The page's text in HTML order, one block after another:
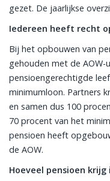
gezet. De jaarlijkse
Iedereen heeft recht
Bij het opbouwen van
gehouden met de AOW-
pensioengerechtigde
minimumloon. Partners
en samen dus 100
70 procent van het
pensioen heeft
de AOW.
Hoeveel pensioen